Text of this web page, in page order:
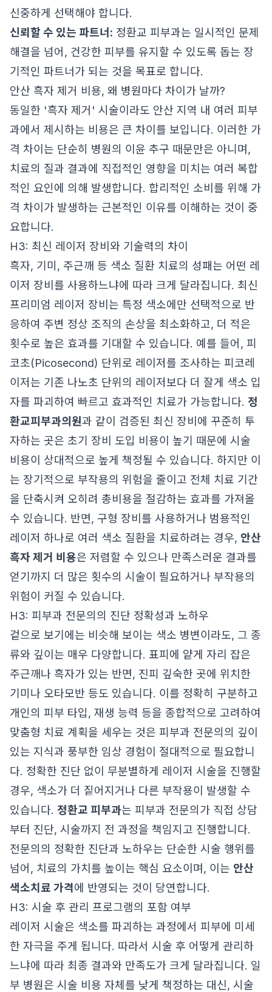
신중하게 선택해야 합니다.
신뢰할 수 있는 파트너: 정환교 피부과는 일시적인 문제
해결을 넘어, 건강한 피부를 유지할 수 있도록 돕는 장
기적인 파트너가 되는 것을 목표로 합니다.
안산 흑자 제거 비용, 왜 병원마다 차이가 날까?
동일한 '흑자 제거' 시술이라도 안산 지역 내 여러 피부
과에서 제시하는 비용은 큰 차이를 보입니다. 이러한 가
격 차이는 단순히 병원의 이윤 추구 때문만은 아니며,
치료의 질과 결과에 직접적인 영향을 미치는 여러 복합
적인 요인에 의해 발생합니다. 합리적인 소비를 위해 가
격 차이가 발생하는 근본적인 이유를 이해하는 것이 중
요합니다.
H3: 최신 레이저 장비와 기술력의 차이
흑자, 기미, 주근깨 등 색소 질환 치료의 성패는 어떤 레
이저 장비를 사용하느냐에 따라 크게 달라집니다. 최신
프리미엄 레이저 장비는 특정 색소에만 선택적으로 반
응하여 주변 정상 조직의 손상을 최소화하고, 더 적은
횟수로 높은 효과를 기대할 수 있습니다. 예를 들어, 피
코초(Picosecond) 단위로 레이저를 조사하는 피코레
이저는 기존 나노초 단위의 레이저보다 더 잘게 색소 입
자를 파괴하여 빠르고 효과적인 치료가 가능합니다. 정
환교피부과의원과 같이 검증된 최신 장비에 꾸준히 투
자하는 곳은 초기 장비 도입 비용이 높기 때문에 시술
비용이 상대적으로 높게 책정될 수 있습니다. 하지만 이
는 장기적으로 부작용의 위험을 줄이고 전체 치료 기간
을 단축시켜 오히려 총비용을 절감하는 효과를 가져올
수 있습니다. 반면, 구형 장비를 사용하거나 범용적인
레이저 하나로 여러 색소 질환을 치료하려는 경우, 안산
흑자 제거 비용은 저렴할 수 있으나 만족스러운 결과를
얻기까지 더 많은 횟수의 시술이 필요하거나 부작용의
위험이 커질 수 있습니다.
H3: 피부과 전문의의 진단 정확성과 노하우
겉으로 보기에는 비슷해 보이는 색소 병변이라도, 그 종
류와 깊이는 매우 다양합니다. 표피에 얕게 자리 잡은
주근깨나 흑자가 있는 반면, 진피 깊숙한 곳에 위치한
기미나 오타모반 등도 있습니다. 이를 정확히 구분하고
개인의 피부 타입, 재생 능력 등을 종합적으로 고려하여
맞춤형 치료 계획을 세우는 것은 피부과 전문의의 깊이
있는 지식과 풍부한 임상 경험이 절대적으로 필요합니
다. 정확한 진단 없이 무분별하게 레이저 시술을 진행할
경우, 색소가 더 짙어지거나 다른 부작용이 발생할 수
있습니다. 정환교 피부과는 피부과 전문의가 직접 상담
부터 진단, 시술까지 전 과정을 책임지고 진행합니다.
전문의의 정확한 진단과 노하우는 단순한 시술 행위를
넘어, 치료의 가치를 높이는 핵심 요소이며, 이는 안산
색소치료 가격에 반영되는 것이 당연합니다.
H3: 시술 후 관리 프로그램의 포함 여부
레이저 시술은 색소를 파괴하는 과정에서 피부에 미세
한 자극을 주게 됩니다. 따라서 시술 후 어떻게 관리하
느냐에 따라 최종 결과와 만족도가 크게 달라집니다. 일
부 병원은 시술 비용 자체를 낮게 책정하는 대신, 시술